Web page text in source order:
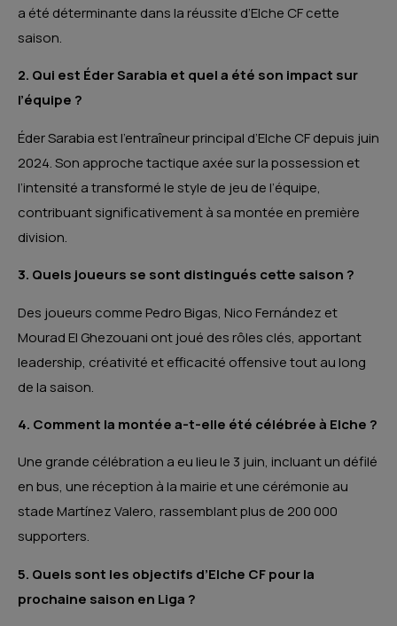
a été déterminante dans la réussite d’Elche CF cette
saison.
2. Qui est Éder Sarabia et quel a été son impact sur
l’équipe ?
Éder Sarabia est l’entraîneur principal d’Elche CF depuis juin
2024.Son approche tactique axée sur la possession et
l’intensité a transformé le style de jeu de l’équipe,
contribuant significativement à sa montée en première
division.
3. Quels joueurs se sont distingués cette saison ?
Des joueurs comme Pedro Bigas, Nico Fernández et
Mourad El Ghezouani ont joué des rôles clés, apportant
leadership, créativité et efficacité offensive tout au long
de la saison.
4. Comment la montée a-t-elle été célébrée à Elche ?
Une grande célébration a eu lieu le 3 juin, incluant un défilé
en bus, une réception à la mairie et une cérémonie au
stade Martínez Valero, rassemblant plus de 200 000
supporters.
5. Quels sont les objectifs d’Elche CF pour la
prochaine saison en Liga ?